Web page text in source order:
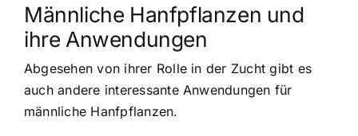
Männliche Hanfpflanzen und
ihre Anwendungen
Abgesehen von ihrer Rolle in der Zucht gibt es
auch andere interessante Anwendungen für
männliche Hanfpflanzen.